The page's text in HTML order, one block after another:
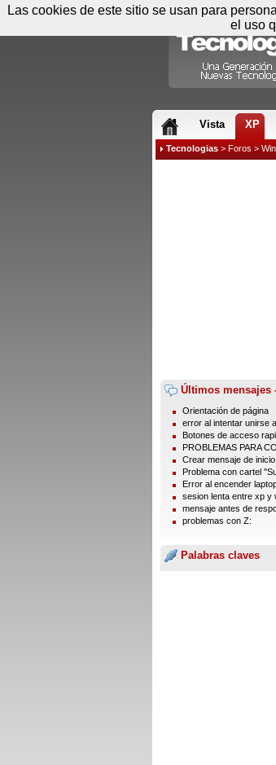
Vista XP
Tecnologias > Foros >
Últimos mensajes
Orientación de página
error al intentar unirse
Botones de acceso
PROBLEMAS PARA
Crear mensaje de
Problema con cartel
Error al encender
sesion lenta entre xp y
mensaje antes de
problemas con Z:
Palabras claves
Las cookies de este sitio se usan para
el uso